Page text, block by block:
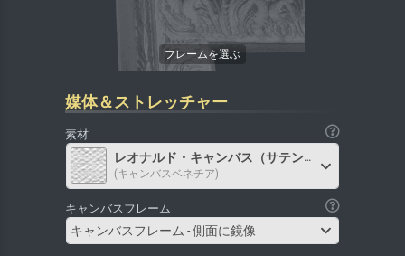
媒体＆ストレッチャー
素材
レオナルド・キャンバス（サテン）
(キャンバスベネチア)
キャンバスフレーム
キャンバスフレーム - 側面に鏡像